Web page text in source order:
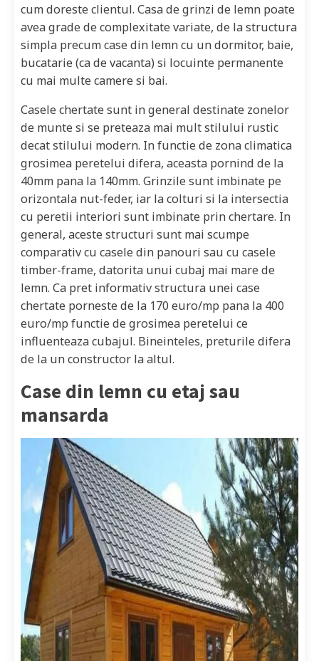
cum doreste clientul. Casa de grinzi de lemn poate
avea grade de complexitate variate, de la structura
simpla precum case din lemn cu un dormitor, baie,
bucatarie (ca de vacanta) si locuinte permanente
cu mai multe camere si bai.
Casele chertate sunt in general destinate zonelor
de munte si se preteaza mai mult stilului rustic
decat stilului modern. In functie de zona climatica
grosimea peretelui difera, aceasta pornind de la
40mm pana la 140mm. Grinzile sunt imbinate pe
orizontala nut-feder, iar la colturi si la intersectia
cu peretii interiori sunt imbinate prin chertare. In
general, aceste structuri sunt mai scumpe
comparativ cu casele din panouri sau cu casele
timber-frame, datorita unui cubaj mai mare de
lemn. Ca pret informativ structura unei case
chertate porneste de la 170 euro/mp pana la 400
euro/mp functie de grosimea peretelui ce
influenteaza cubajul. Bineinteles, preturile difera
de la un constructor la altul.
Case din lemn cu etaj sau
mansarda